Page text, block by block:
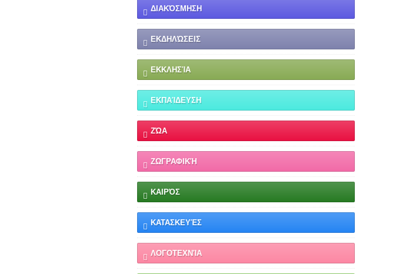
ΔΙΑΚΌΣΜΗΣΗ
ΕΚΔΗΛΏΣΕΙΣ
ΕΚΚΛΗΣΊΑ
ΕΚΠΑΊΔΕΥΣΗ
ΖΏΑ
ΖΩΓΡΑΦΙΚΉ
ΚΑΙΡΌΣ
ΚΑΤΑΣΚΕΥΈΣ
ΛΟΓΟΤΕΧΝΊΑ